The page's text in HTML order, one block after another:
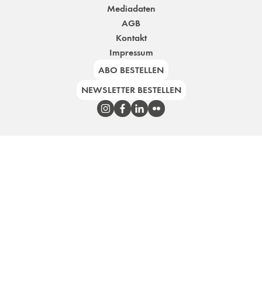
Mediadaten
AGB
Kontakt
Impressum
ABO BESTELLEN
NEWSLETTER BESTELLEN